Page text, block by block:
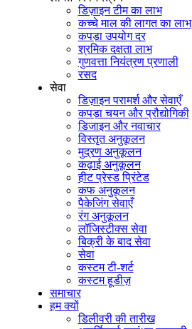
डिज़ाइन टीम का लाभ
कच्चे माल की लागत का लाभ
कपड़ा उपयोग दर
श्रमिक दक्षता लाभ
गुणवत्ता नियंत्रण प्रणाली
रसद
सेवा
डिज़ाइन परामर्श और सेवाएँ
कपड़ा चयन और प्रौद्योगिकी
डिजाइन और नवाचार
विस्तृत अनुकूलन
मुद्रण अनुकूलन
कढ़ाई अनुकूलन
हीट प्रेस्ड प्रिंटेड
कफ अनुकूलन
पैकेजिंग सेवाएँ
रंग अनुकूलन
लॉजिस्टीक्स सेवा
बिक्री के बाद सेवा
सेवा
कस्टम टी-शर्ट
कस्टम हूडीज़
समाचार
हम क्यों
डिलीवरी की तारीख